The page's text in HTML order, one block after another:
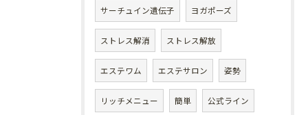
サーチュイン遺伝子 ヨガポーズ
ストレス解消 ストレス解放
エステワム エステサロン 姿勢
リッチメニュー 簡単 公式ライン